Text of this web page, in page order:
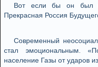
Вот если бы он был
Прекрасная Россия
Современный
стал эмоциональным.
население Газы от ударов